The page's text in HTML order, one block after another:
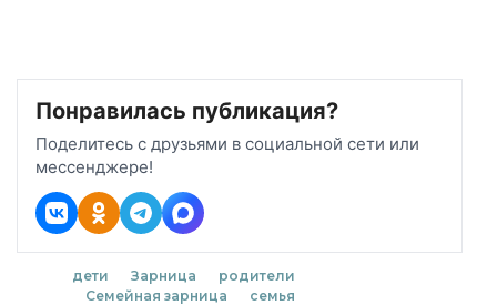
Понравилась публикация?
Поделитесь с друзьями в социальной сети или
мессенджере!
дети Зарница
родители
Семейная зарница
семья